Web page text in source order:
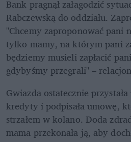
Bank pragnął załagodzić
Rabczewską do oddziału.
"Chcemy zaproponować pani
tylko mamy, na którym pani
będziemy musieli zapłacić
gdybyśmy przegrali" –
Gwiazda ostatecznie
kredyty i podpisała umowę,
strzałem w kolano. Doda
mama przekonała ją, aby